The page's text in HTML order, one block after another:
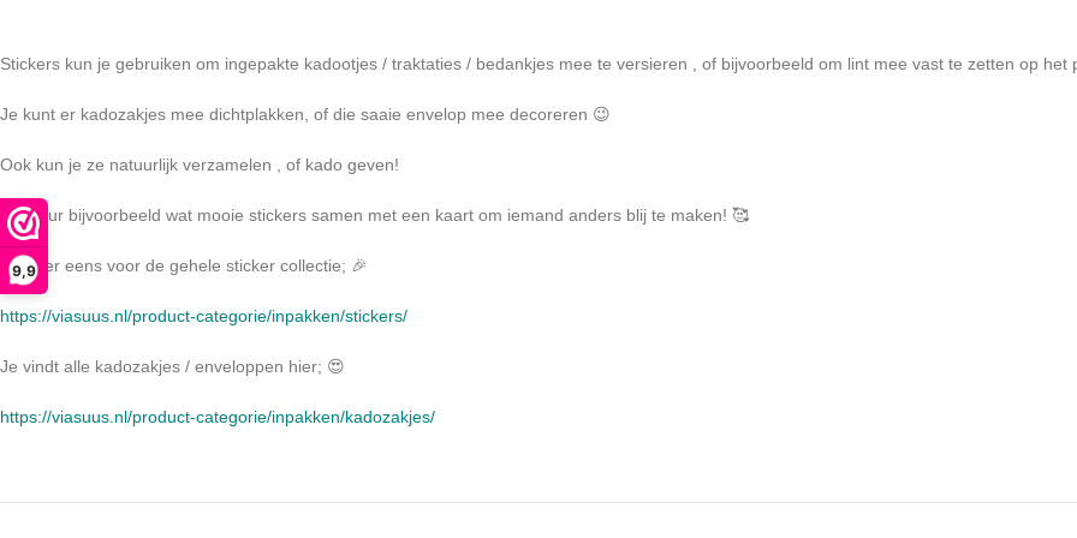
9,9
Stickers kun je gebruiken om ingepakte kadootjes / traktaties / bedankjes mee te versieren , of bijvoorbeeld om lint mee vast te zetten op het
Je kunt er kadozakjes mee dichtplakken, of die saaie envelop mee decoreren 😉
Ook kun je ze natuurlijk verzamelen , of kado geven!
Verstuur bijvoorbeeld wat mooie stickers samen met een kaart om iemand anders blij te maken! 🥰
Kijk hier eens voor de gehele sticker collectie; 🎉
https://viasuus.nl/product-categorie/inpakken/stickers/
Je vindt alle kadozakjes / enveloppen hier; 😍
https://viasuus.nl/product-categorie/inpakken/kadozakjes/